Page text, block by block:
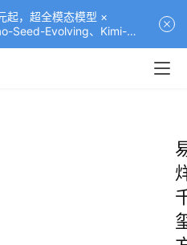
起，超全模态模型 ×
Seed-Evolving、Kimi-